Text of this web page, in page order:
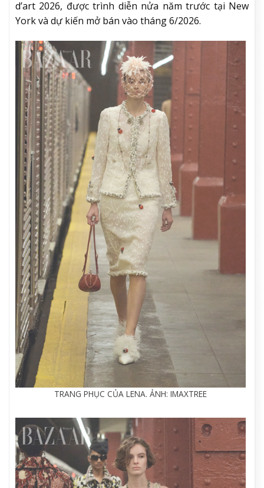
d’art 2026, được trình diễn nửa năm trước tại New
York và dự kiến mở bán vào tháng 6/2026.
TRANG PHỤC CỦA LENA. ẢNH: IMAXTREE